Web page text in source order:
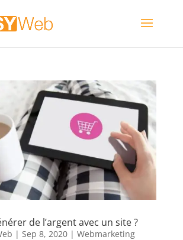
de l’argent avec un site ?
| Sep 8, 2020| Webmarketing